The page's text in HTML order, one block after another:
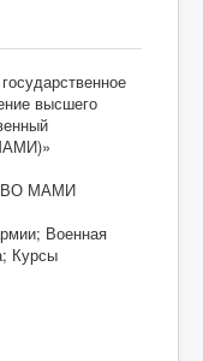
высшего
ВО МАМИ
Военная
Курсы